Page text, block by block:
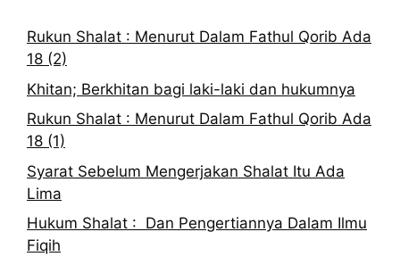
Rukun Shalat : Menurut Dalam Fathul Qorib Ada
18 (2)
Khitan; Berkhitan bagi laki-laki dan hukumnya
Rukun Shalat : Menurut Dalam Fathul Qorib Ada
18 (1)
Syarat Sebelum Mengerjakan Shalat Itu Ada
Lima
Hukum Shalat : Dan Pengertiannya Dalam Ilmu
Fiqih